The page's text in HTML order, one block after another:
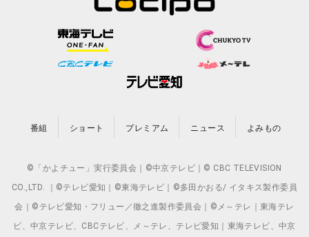
番組 ショート プレミアム ニュース よみもの
©「かよチュー」実行委員会｜©中京テレビ｜© CBC TELEVISION
CO.,LTD. ｜©テレビ愛知｜©東海テレビ｜©多田かおる/ イタキス製作委員
会｜©テレビ愛知・フリュー／徹之進製作委員会｜©メ～テレ｜東海テレ
ビ、中京テレビ、CBCテレビ、メ～テレ、テレビ愛知｜東海テレビ、中京